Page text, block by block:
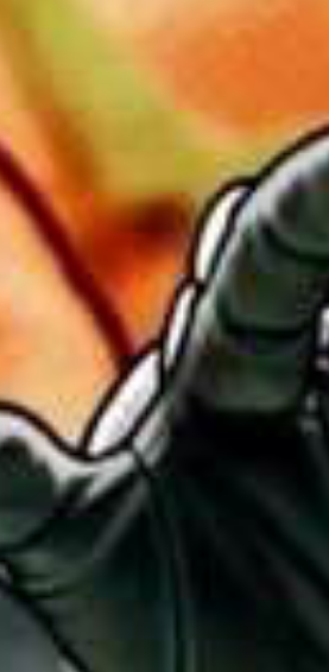
DETROIT - BECOME
SUPER MARIO BROS.
PARC BELLABEL
GOLF